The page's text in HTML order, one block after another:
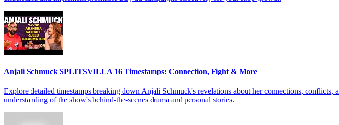
Anjali Schmuck SPLITSVILLA 16 Timestamps: Connection, Fight & More
Explore detailed timestamps breaking down Anjali Schmuck's revelations about her connections,
understanding of the show's behind-the-scenes drama and personal stories.